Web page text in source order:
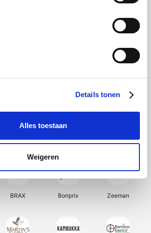
Details tonen
Alles toestaan
Weigeren
DeubaXXL
My Jewellery Delonghi Tennis Point
BRAX Bonprix Zeeman